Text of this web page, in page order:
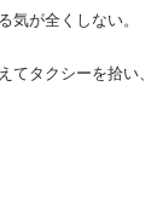
気が全くしない。
てタクシーを拾い、